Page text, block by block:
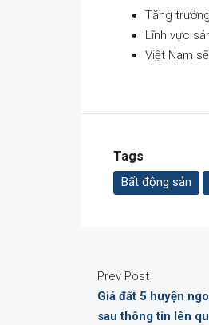
Tăng
Lĩnh vực
Việt Nam
Tags
Bất động sản
Prev Post
Giá đất 5 huyện
sau thông tin lên